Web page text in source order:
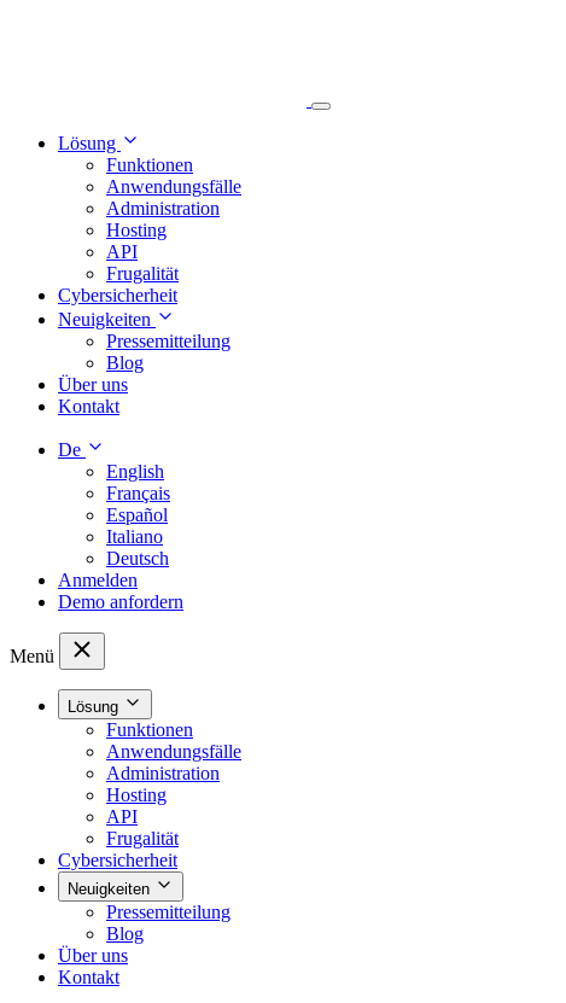
Lösung
Funktionen
Anwendungsfälle
Administration
Hosting
API
Frugalität
Cybersicherheit
Neuigkeiten
Pressemitteilung
Blog
Über uns
Kontakt
De
English
Français
Español
Italiano
Deutsch
Anmelden
Demo anfordern
Menü
Lösung
Funktionen
Anwendungsfälle
Administration
Hosting
API
Frugalität
Cybersicherheit
Neuigkeiten
Pressemitteilung
Blog
Über uns
Kontakt